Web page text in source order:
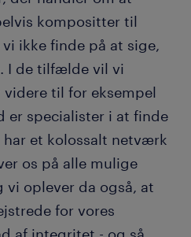
kompositter til
ikke finde på at sige,
I de tilfælde vil vi
til for eksempel
er specialister i at finde
et kolossalt netværk
os på alle mulige
vi oplever da også, at
for vores